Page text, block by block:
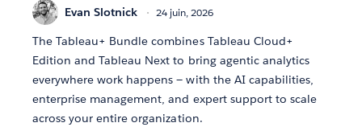
Evan Slotnick 24 juin, 2026
The Tableau+ Bundle combines Tableau Cloud+
Edition and Tableau Next to bring agentic analytics
everywhere work happens — with the AI capabilities,
enterprise management, and expert support to scale
across your entire organization.